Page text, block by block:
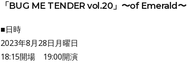
「BUG ME TENDER vol.20」〜of Emerald〜
■日時
2023年8月28日月曜日
18:15開場 19:00開演